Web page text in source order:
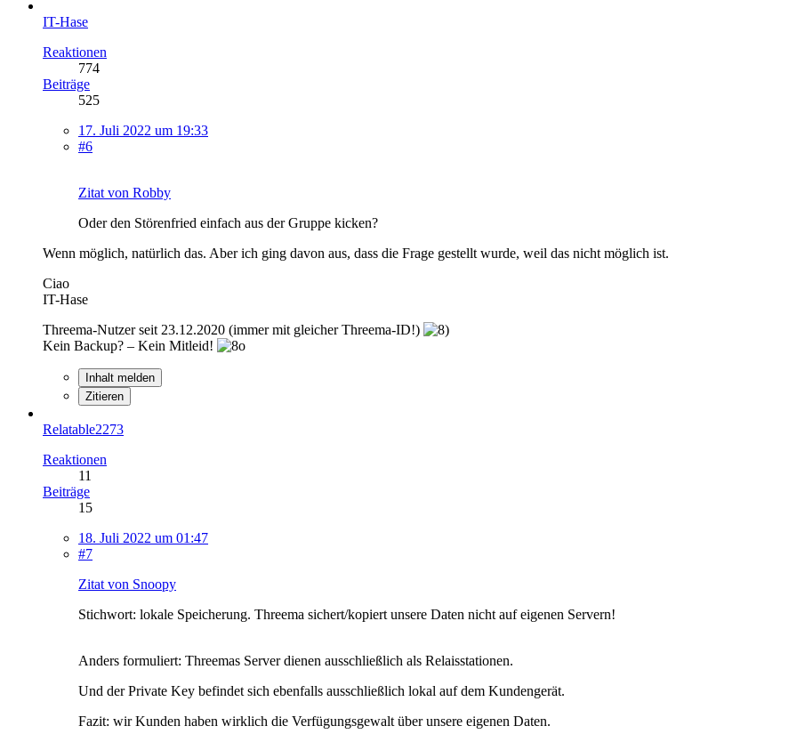
IT-Hase
Reaktionen
774
Beiträge
525
17. Juli 2022 um 19:33
#6
Zitat von Robby
Oder den Störenfried einfach aus der Gruppe kicken?
Wenn möglich, natürlich das. Aber ich ging davon aus, dass die Frage gestellt wurde, weil das nicht möglich ist.
Ciao
IT-Hase
Threema-Nutzer seit 23.12.2020 (immer mit gleicher Threema-ID!)
Kein Backup? – Kein Mitleid!
Inhalt melden
Zitieren
Relatable2273
Reaktionen
11
Beiträge
15
18. Juli 2022 um 01:47
#7
Zitat von Snoopy
Stichwort: lokale Speicherung. Threema sichert/kopiert unsere Daten nicht auf eigenen Servern!
Anders formuliert: Threemas Server dienen ausschließlich als Relaisstationen.
Und der Private Key befindet sich ebenfalls ausschließlich lokal auf dem Kundengerät.
Fazit: wir Kunden haben wirklich die Verfügungsgewalt über unsere eigenen Daten.